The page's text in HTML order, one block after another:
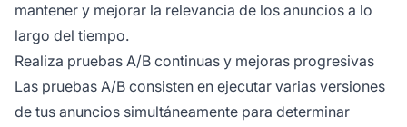
mantener y mejorar la relevancia de los anuncios a lo
largo del tiempo.
Realiza pruebas A/B continuas y mejoras progresivas
Las pruebas A/B consisten en ejecutar varias versiones
de tus anuncios simultáneamente para determinar